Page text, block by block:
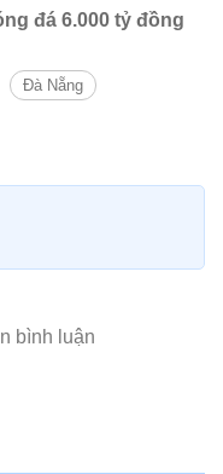
đá 6.000 tỷ đồng
Đà Nẵng